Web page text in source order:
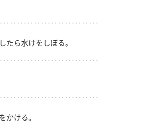
たら水けをしぼる。
かける。